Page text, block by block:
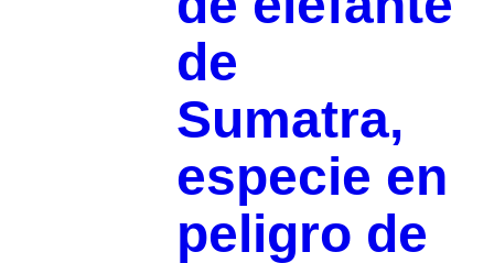
de
Sumatra,
especie en
peligro de